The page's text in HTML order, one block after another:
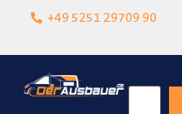
+49 5251 29709 90
Lokalgeschäft in